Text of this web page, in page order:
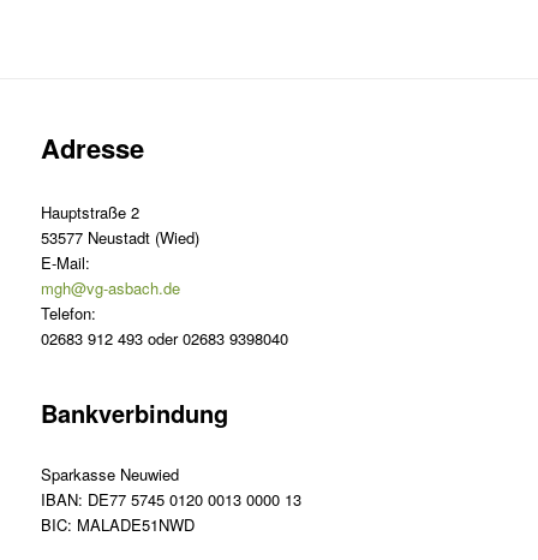
Adresse
Hauptstraße 2
53577 Neustadt (Wied)
E-Mail:
mgh@vg-asbach.de
Telefon:
02683 912 493 oder 02683 9398040
Bankverbindung
Sparkasse Neuwied
IBAN: DE77 5745 0120 0013 0000 13
BIC: MALADE51NWD